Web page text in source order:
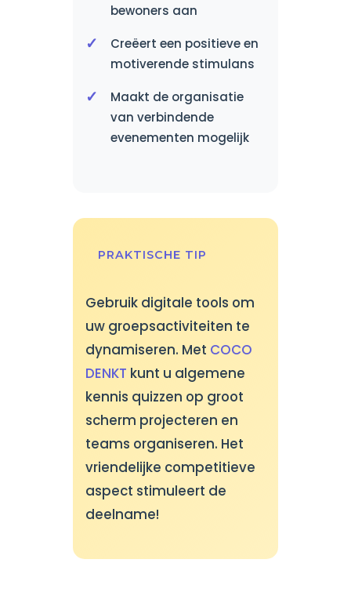
bewoners aan
Creëert een positieve en
motiverende stimulans
Maakt de organisatie
van verbindende
evenementen mogelijk
PRAKTISCHE TIP
Gebruik digitale tools om
uw groepsactiviteiten te
dynamiseren. Met COCO
DENKT kunt u algemene
kennis quizzen op groot
scherm projecteren en
teams organiseren. Het
vriendelijke competitieve
aspect stimuleert de
deelname!